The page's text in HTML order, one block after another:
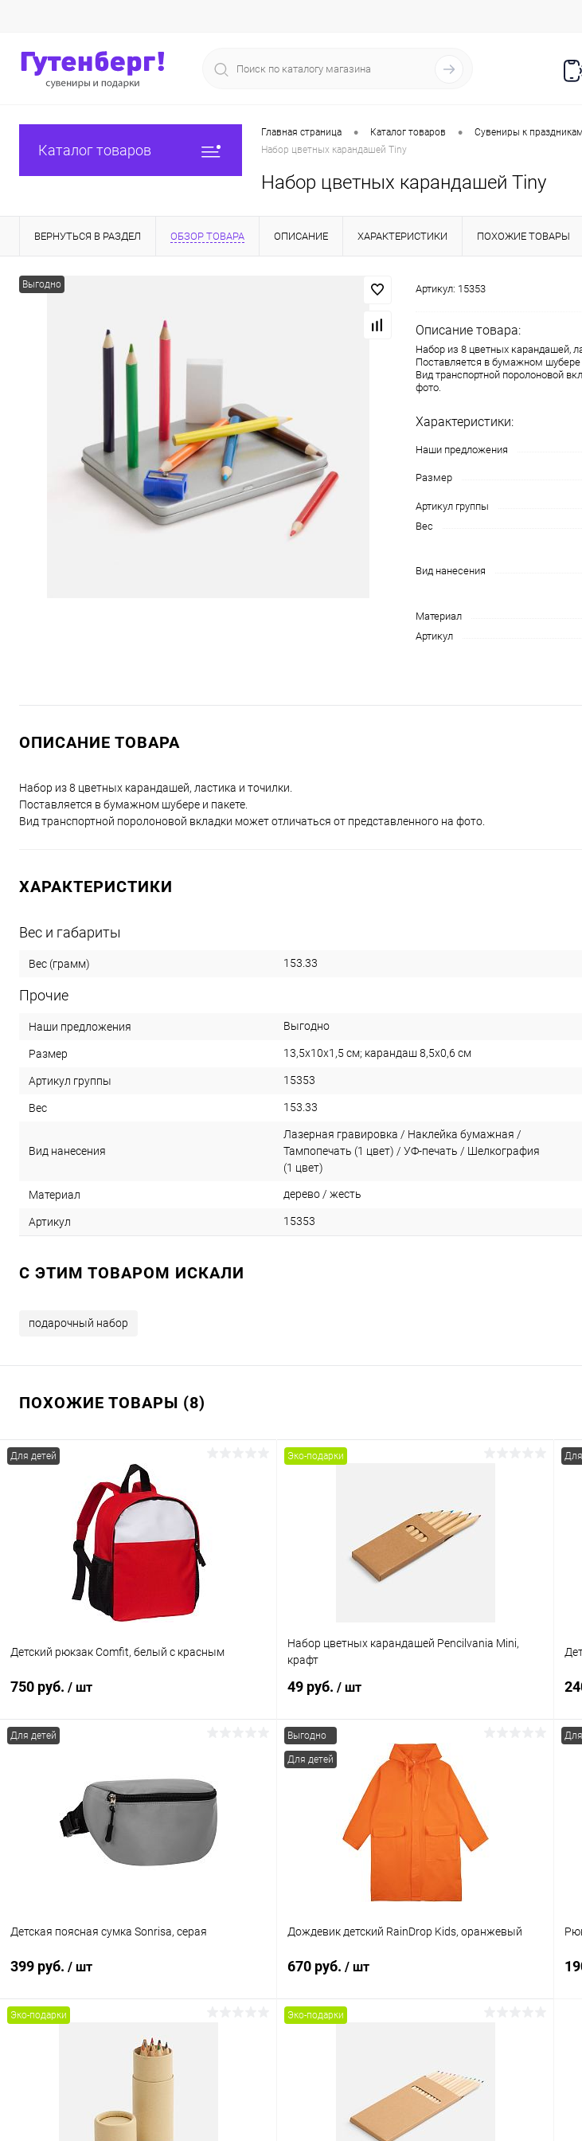
Каталог товаров
Главная страница • Каталог товаров • Сувениры к
Набор цветных карандашей Tiny
Набор цветных карандашей Tiny
ВЕРНУТЬСЯ В РАЗДЕЛ ОБЗОР ТОВАРА ОПИСАНИЕ ХАРАКТЕРИСТИКИ ПОХОЖИЕ ТОВАРЫ
Выгодно Артикул: 15353
Описание товара:
Набор из 8 цветных карандашей,
Поставляется в бумажном шубере
Вид транспортной поролоновой
фото.
Характеристики:
Наши предложения
Размер
Артикул группы
Вес
Вид нанесения
Материал
Артикул
ОПИСАНИЕ ТОВАРА
Набор из 8 цветных карандашей, ластика и точилки.
Поставляется в бумажном шубере и пакете.
Вид транспортной поролоновой вкладки может отличаться от представленного на фото.
ХАРАКТЕРИСТИКИ
Вес и габариты
Вес (грамм) 153.33
Прочие
Наши предложения Выгодно
Размер 13,5х10х1,5 см; карандаш 8,5х0,6 см
Артикул группы 15353
Вес 153.33
Вид нанесения
Лазерная гравировка / Наклейка бумажная /
Тампопечать (1 цвет) / УФ-печать / Шелкография
(1 цвет)
Материал дерево / жесть
Артикул 15353
C ЭТИМ ТОВАРОМ ИСКАЛИ
подарочный набор
ПОХОЖИЕ ТОВАРЫ (8)
Для детей
Детский рюкзак Comfit, белый с красным
750 руб. / шт
Купить в 1 клик К сравнению
В избранное В наличии
Эко-подарки
Набор цветных карандашей Pencilvania Mini,
крафт
49 руб. / шт
В корзину
Купить в 1 клик К сравнению
В избранное В наличии
Для детей
Детская поясная сумка Sonrisa, серая
399 руб. / шт
К сравнению
Выгодно
Для детей
Дождевик детский RainDrop Kids, оранжевый
670 руб. / шт
К сравнению
В наличии
Эко-подарки Эко-подарки